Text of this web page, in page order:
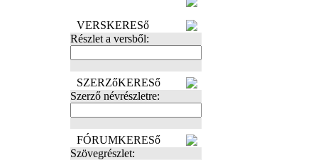
VERSKERESő
Részlet a versből:
SZERZőKERESő
Szerző névrészletre:
FÓRUMKERESő
Szövegrészlet: